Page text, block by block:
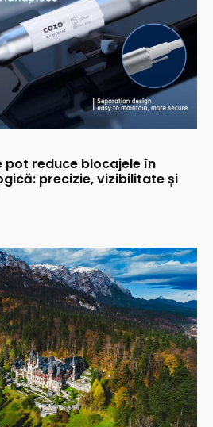
pot reduce blocajele în
precizie, vizibilitate și